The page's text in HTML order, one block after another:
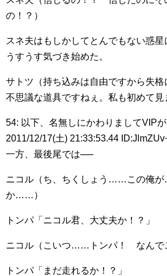
の！？）
スネ夫はもしかしてとんでもない惑
うすうす気づき始めた。
サトツ（持ち込みは自由ですから失格
不思議な道具ですねぇ。私も初めて見
54: 以下、名無しにかわりましてVIP
2011/12/17(土) 21:33:53.44
一方、最後尾では──
ニコル（ち、ちくしょう……この俺
か……）
トンパ「ニコル君、大丈夫か！？」
ニコル（こいつ……トンパ！ なんで
トンパ「まだ走れるか！？」